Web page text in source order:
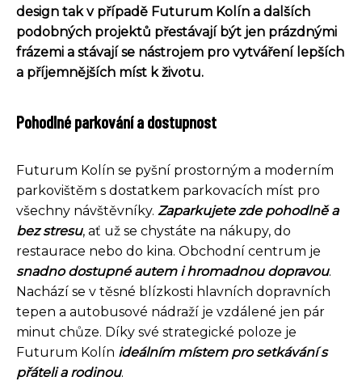
design tak v případě Futurum Kolín a dalších
podobných projektů přestávají být jen prázdnými
frázemi a stávají se nástrojem pro vytváření lepších
a příjemnějších míst k životu.
Pohodlné parkování a dostupnost
Futurum Kolín se pyšní prostorným a moderním
parkovištěm s dostatkem parkovacích míst pro
všechny návštěvníky. Zaparkujete zde pohodlně a
bez stresu, ať už se chystáte na nákupy, do
restaurace nebo do kina. Obchodní centrum je
snadno dostupné autem i hromadnou dopravou.
Nachází se v těsné blízkosti hlavních dopravních
tepen a autobusové nádraží je vzdálené jen pár
minut chůze. Díky své strategické poloze je
Futurum Kolín ideálním místem pro setkávání s
přáteli a rodinou.